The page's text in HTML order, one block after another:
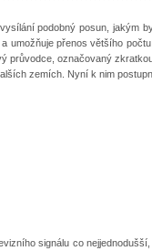
podobný posun, jakým
umožňuje přenos většího
průvodce, označovaný
zemích. Nyní k nim
signálu co